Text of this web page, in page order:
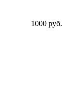
1000 руб.